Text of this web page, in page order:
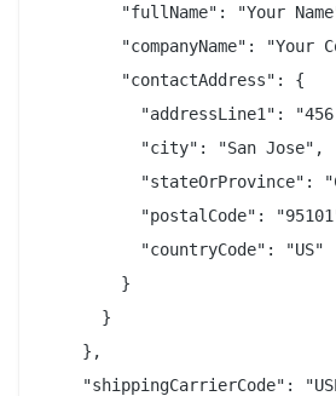
"fullName": "Your
"companyName": "Your
        "contactAddress": {
"addressLine1":
          "city": "San Jose",
"stateOrProvince":
"postalCode":
          "countryCode": "US"
        }
      }
    },
"shippingCarrierCode":